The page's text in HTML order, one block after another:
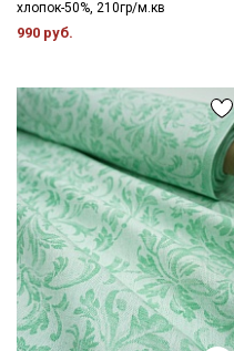
хлопок-50%, 210гр/м.кв
990 руб.
Секретная рассылка
Мы публикуем
промокоды и
Электронная почта